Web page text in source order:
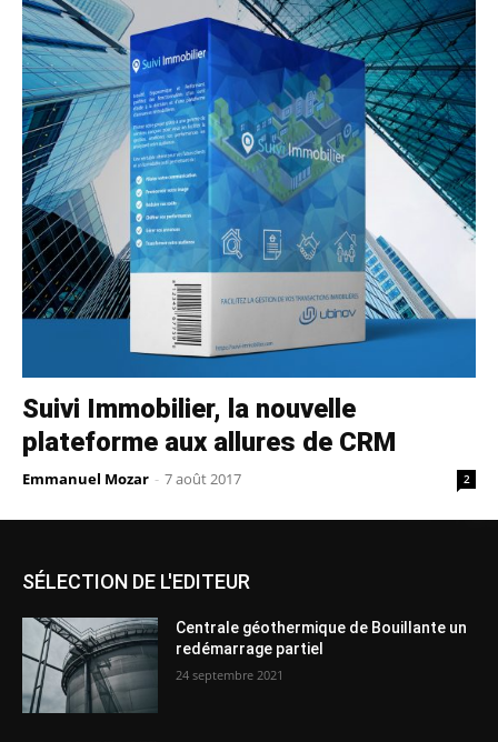
Suivi Immobilier, la nouvelle
plateforme aux allures de CRM
Emmanuel Mozar - 7 août 2017 2
SÉLECTION DE L'EDITEUR
Centrale géothermique de Bouillante un
redémarrage partiel
24 septembre 2021